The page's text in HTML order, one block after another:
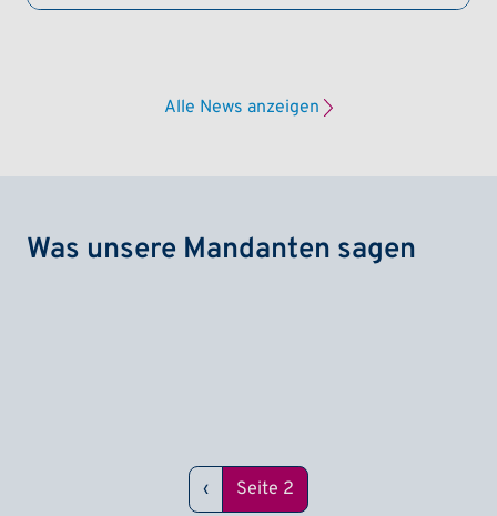
Alle News anzeigen
Was unsere Mandanten sagen
Seitennummerierung
Vorherige Seite
‹ Seite 2